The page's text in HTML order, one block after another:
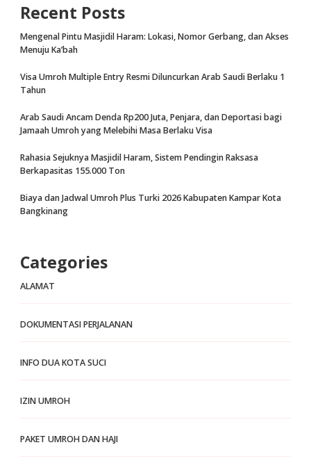
Recent Posts
Mengenal Pintu Masjidil Haram: Lokasi, Nomor Gerbang, dan Akses
Menuju Ka’bah
Visa Umroh Multiple Entry Resmi Diluncurkan Arab Saudi Berlaku 1
Tahun
Arab Saudi Ancam Denda Rp200 Juta, Penjara, dan Deportasi bagi
Jamaah Umroh yang Melebihi Masa Berlaku Visa
Rahasia Sejuknya Masjidil Haram, Sistem Pendingin Raksasa
Berkapasitas 155.000 Ton
Biaya dan Jadwal Umroh Plus Turki 2026 Kabupaten Kampar Kota
Bangkinang
Categories
ALAMAT
DOKUMENTASI PERJALANAN
INFO DUA KOTA SUCI
IZIN UMROH
PAKET UMROH DAN HAJI